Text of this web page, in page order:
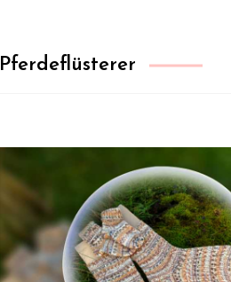
Pferdeflüsterer